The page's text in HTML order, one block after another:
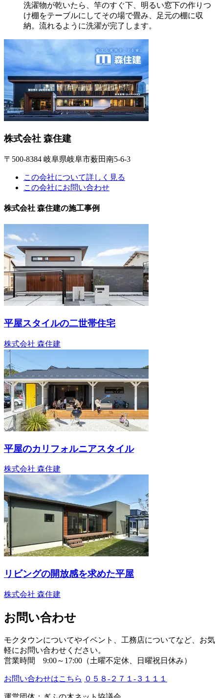
洗濯物が乾いたら、竿のすぐ下、明るい窓下の作りつ
け棚をテーブルにしてその場で畳み、足元の棚に収
納。流れるように洗濯が完了します。
株式会社 森住建
〒500-8384 岐阜県岐阜市薮田南5-6-3
この会社について詳しく見る
この会社にお問い合わせ
株式会社 森住建の施工事例
平屋スタイルの二世帯住宅
株式会社 森住建
平屋のカリフォルニアスタイル
株式会社 森住建
リビングの開放感を求めた平屋
株式会社 森住建
お問い合わせ
モクタウンについてやイベント、工務店についてなど、お気
軽にお問い合わせください。
営業時間 9:00～17:00（土曜不定休、日曜祝日休み）
お問い合わせはこちら ０５８-２７１-３１１１